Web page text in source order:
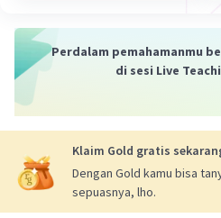
Perdalam pemahamanmu
di sesi Live
Klaim Gold gratis
Dengan Gold kamu bisa
sepuasnya, lho.